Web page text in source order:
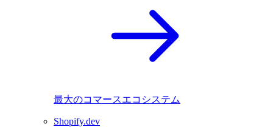
最大のコマースエコシステム
Shopify.dev